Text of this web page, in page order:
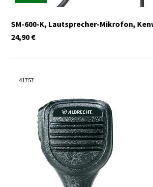
SM-600-K, Lautsprecher-Mikrofon,
€
24,90
41757